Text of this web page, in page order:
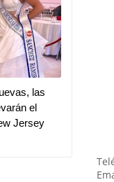
las
el
Jersey